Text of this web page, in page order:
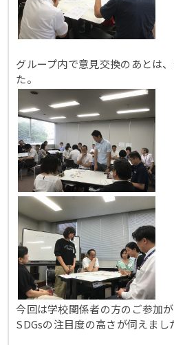
グループ内で意見交換のあとは
た。
今回は学校関係者の方のご参加
SDGsの注目度の高さが伺えまし